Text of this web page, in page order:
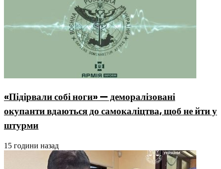
«Підірвали собі ноги» — деморалізовані
окупанти вдаються до самокаліцтва, щоб не йти у
штурми
15 години назад